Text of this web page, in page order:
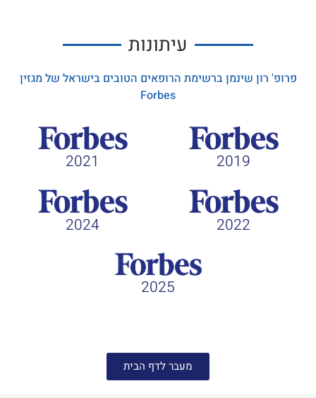
עיתונות
פרופ' רון שינמן ברשימת הרופאים הטובים בישראל של מגזין
Forbes
2019
2021
2022
2024
2025
מעבר לדף הבית